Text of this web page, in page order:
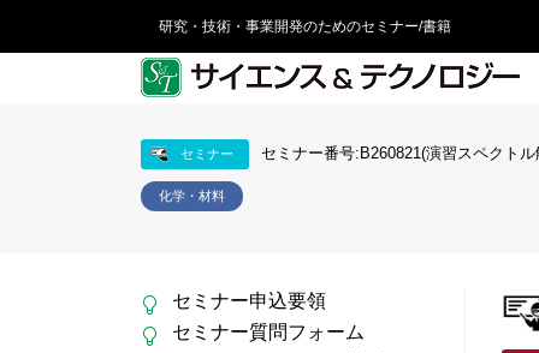
研究・技術・事業開発のためのセミナー/書籍
セミナー セミナー番号:B260821(演習スペクトル
化学・材料
セミナー申込要領
セミナー質問フォーム